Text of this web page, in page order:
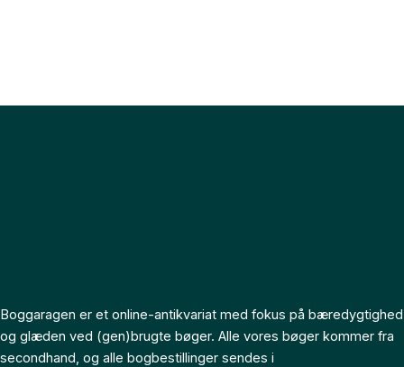
Boggaragen er et online-antikvariat med fokus på bæredygtighed
og glæden ved (gen)brugte bøger. Alle vores bøger kommer fra
secondhand, og alle bogbestillinger sendes i